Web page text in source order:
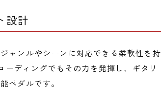
設計
ャンルやシーンに対応できる柔軟性を持
ディングでもその力を発揮し、ギタリ
ペダルです。